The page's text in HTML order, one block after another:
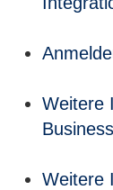
Weitere
Business
Weitere